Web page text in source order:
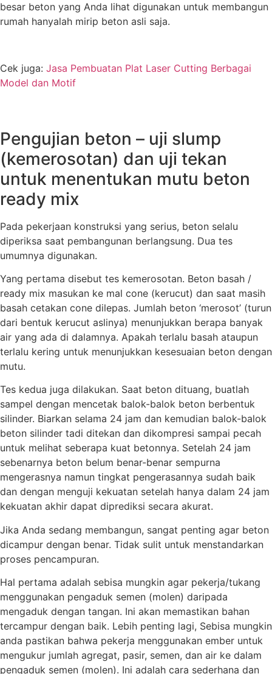
besar beton yang Anda lihat digunakan untuk membangun
rumah hanyalah mirip beton asli saja.
Cek juga: Jasa Pembuatan Plat Laser Cutting Berbagai
Model dan Motif
Pengujian beton – uji slump
(kemerosotan) dan uji tekan
untuk menentukan mutu beton
ready mix
Pada pekerjaan konstruksi yang serius, beton selalu
diperiksa saat pembangunan berlangsung. Dua tes
umumnya digunakan.
Yang pertama disebut tes kemerosotan. Beton basah /
ready mix masukan ke mal cone (kerucut) dan saat masih
basah cetakan cone dilepas. Jumlah beton ‘merosot’ (turun
dari bentuk kerucut aslinya) menunjukkan berapa banyak
air yang ada di dalamnya. Apakah terlalu basah ataupun
terlalu kering untuk menunjukkan kesesuaian beton dengan
mutu.
Tes kedua juga dilakukan. Saat beton dituang, buatlah
sampel dengan mencetak balok-balok beton berbentuk
silinder. Biarkan selama 24 jam dan kemudian balok-balok
beton silinder tadi ditekan dan dikompresi sampai pecah
untuk melihat seberapa kuat betonnya. Setelah 24 jam
sebenarnya beton belum benar-benar sempurna
mengerasnya namun tingkat pengerasannya sudah baik
dan dengan menguji kekuatan setelah hanya dalam 24 jam
kekuatan akhir dapat diprediksi secara akurat.
Jika Anda sedang membangun, sangat penting agar beton
dicampur dengan benar. Tidak sulit untuk menstandarkan
proses pencampuran.
Hal pertama adalah sebisa mungkin agar pekerja/tukang
menggunakan pengaduk semen (molen) daripada
mengaduk dengan tangan. Ini akan memastikan bahan
tercampur dengan baik. Lebih penting lagi, Sebisa mungkin
anda pastikan bahwa pekerja menggunakan ember untuk
mengukur jumlah agregat, pasir, semen, dan air ke dalam
pengaduk semen (molen). Ini adalah cara sederhana dan